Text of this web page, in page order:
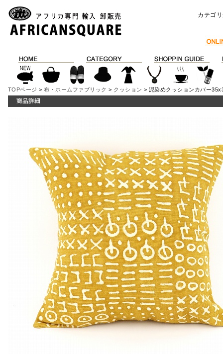
カテゴ
TOPページ >布・ホームファブリック > クッション > 泥染めクッションカバー